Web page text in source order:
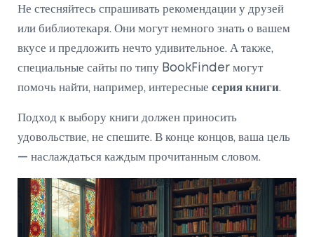
Не стесняйтесь спрашивать рекомендации у друзей
или библиотекаря. Они могут немного знать о вашем
вкусе и предложить нечто удивительное. А также,
специальные сайты по типу BookFinder могут
помочь найти, например, интересные серия книги.
Подход к выбору книги должен приносить
удовольствие, не спешите. В конце концов, ваша цель
— наслаждаться каждым прочитанным словом.